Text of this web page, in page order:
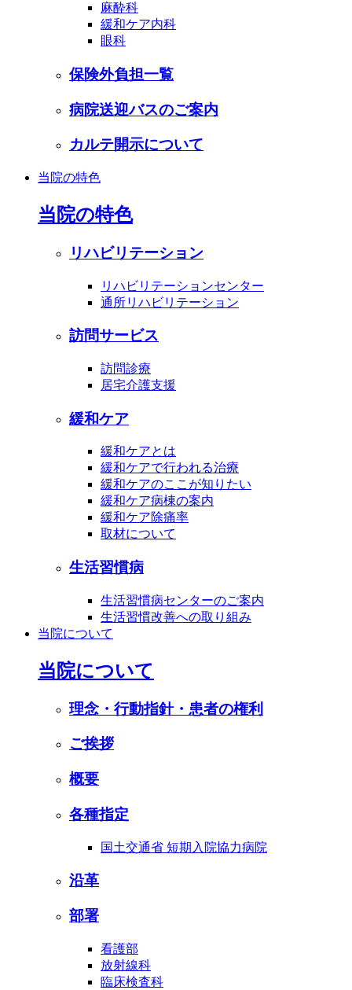
麻酔科
緩和ケア内科
眼科
保険外負担一覧
病院送迎バスのご案内
カルテ開示について
当院の特色
当院の特色
リハビリテーション
リハビリテーションセンター
通所リハビリテーション
訪問サービス
訪問診療
居宅介護支援
緩和ケア
緩和ケアとは
緩和ケアで行われる治療
緩和ケアのここが知りたい
緩和ケア病棟の案内
緩和ケア除痛率
取材について
生活習慣病
生活習慣病センターのご案内
生活習慣改善への取り組み
当院について
当院について
理念・行動指針・患者の権利
ご挨拶
概要
各種指定
国土交通省 短期入院協力病院
沿革
部署
看護部
放射線科
臨床検査科